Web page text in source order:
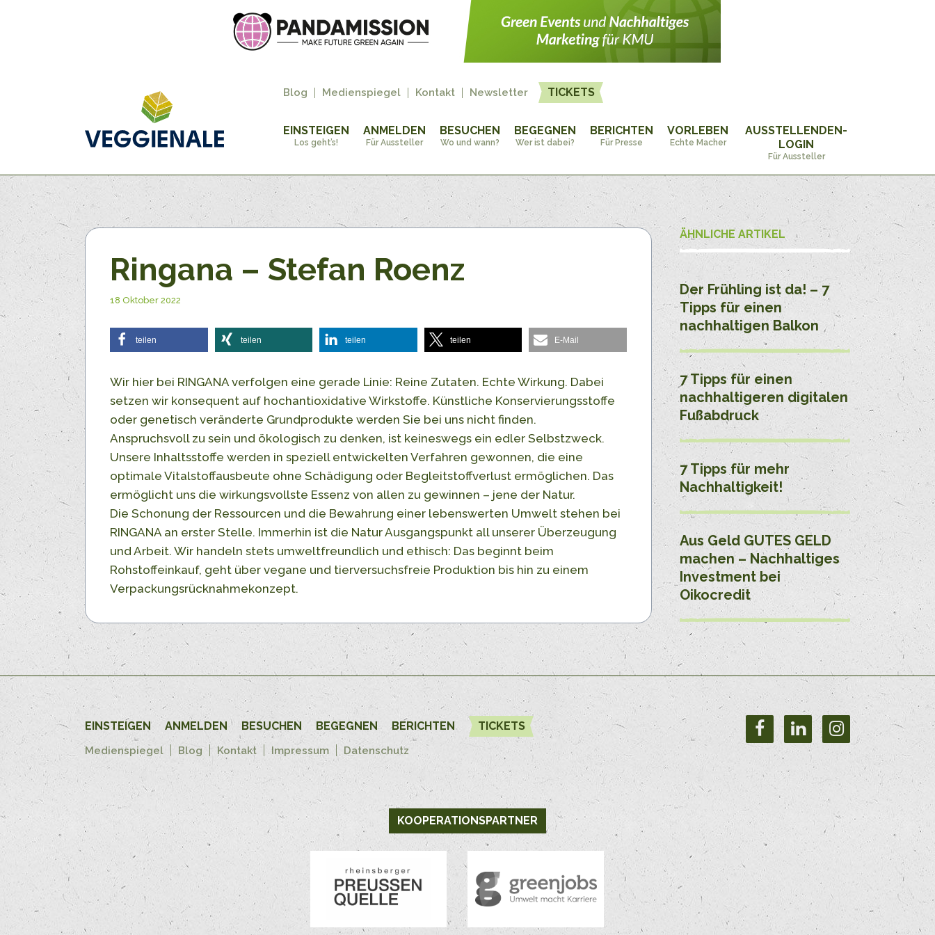
Blog Medienspiegel Kontakt Newsletter TICKETS
EINSTEIGEN
Los geht’s!
ANMELDEN
Für Aussteller
BESUCHEN
Wo und wann?
BEGEGNEN
Wer ist dabei?
BERICHTEN
Für Presse
VORLEBEN
Echte Macher
AUSSTELLENDEN-
LOGIN
Für Aussteller
Ringana – Stefan Roenz
18 Oktober 2022
teilen teilen teilen teilen E-Mail
Wir hier bei RINGANA verfolgen eine gerade Linie: Reine Zutaten. Echte Wirkung. Dabei
setzen wir konsequent auf hochantioxidative Wirkstoffe. Künstliche Konservierungsstoffe
oder genetisch veränderte Grundprodukte werden Sie bei uns nicht finden.
Anspruchsvoll zu sein und ökologisch zu denken, ist keineswegs ein edler Selbstzweck.
Unsere Inhaltsstoffe werden in speziell entwickelten Verfahren gewonnen, die eine
optimale Vitalstoffausbeute ohne Schädigung oder Begleitstoffverlust ermöglichen. Das
ermöglicht uns die wirkungsvollste Essenz von allen zu gewinnen – jene der Natur.
Die Schonung der Ressourcen und die Bewahrung einer lebenswerten Umwelt stehen bei
RINGANA an erster Stelle. Immerhin ist die Natur Ausgangspunkt all unserer Überzeugung
und Arbeit. Wir handeln stets umweltfreundlich und ethisch: Das beginnt beim
Rohstoffeinkauf, geht über vegane und tierversuchsfreie Produktion bis hin zu einem
Verpackungsrücknahmekonzept.
ÄHNLICHE ARTIKEL
Der Frühling ist da! – 7
Tipps für einen
nachhaltigen Balkon
7 Tipps für einen
nachhaltigeren digitalen
Fußabdruck
7 Tipps für mehr
Nachhaltigkeit!
Aus Geld GUTES GELD
machen – Nachhaltiges
Investment bei
Oikocredit
EINSTEIGEN ANMELDEN BESUCHEN BEGEGNEN BERICHTEN TICKETS
Medienspiegel Blog Kontakt Impressum Datenschutz
KOOPERATIONSPARTNER